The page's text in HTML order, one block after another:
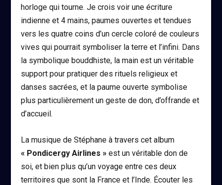
horloge qui tourne. Je crois voir une écriture
indienne et 4 mains, paumes ouvertes et tendues
vers les quatre coins d’un cercle coloré de couleurs
vives qui pourrait symboliser la terre et l’infini. Dans
la symbolique bouddhiste, la main est un véritable
support pour pratiquer des rituels religieux et
danses sacrées, et la paume ouverte symbolise
plus particulièrement un geste de don, d’offrande et
d’accueil.
La musique de Stéphane à travers cet album
« Pondicergy Airlines » est un véritable don de
soi, et bien plus qu’un voyage entre ces deux
territoires que sont la France et l’Inde. Écouter les